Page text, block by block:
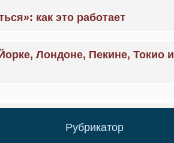
как это работает
Лондоне, Пекине, Токио и
Рубрикатор